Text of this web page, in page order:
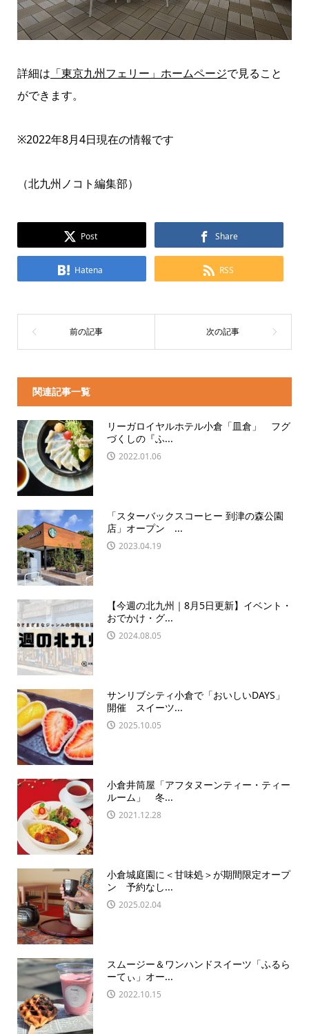
詳細は 「東京九州フェリー」ホームページで見ること
ができます。
※2022年8月4日現在の情報です
（北九州ノコト編集部）
Post Share
Hatena RSS
関連記事一覧
リーガロイヤルホテル小倉「皿倉」 フグ
づくしの『ふ...
2022.01.06
「スターバックスコーヒー 到津の森公園
店」オープン ...
2023.04.19
【今週の北九州｜8月5日更新】イベント・
おでかけ・グ...
2024.08.05
サンリブシティ小倉で「おいしいDAYS」
開催 スイーツ...
2025.10.05
小倉井筒屋「アフタヌーンティー・ティー
ルーム」 冬...
2021.12.28
小倉城庭園に＜甘味処＞が期間限定オープ
ン 予約なし...
2025.02.04
スムージー＆ワンハンドスイーツ「ふるら
ーてぃ」オー...
2022.10.15